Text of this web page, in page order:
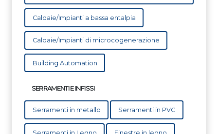
Caldaie/Impianti a bassa entalpia
Caldaie/Impianti di microcogenerazione
Building Automation
SERRAMENTI E INFISSI
Serramenti in metallo Serramenti in PVC